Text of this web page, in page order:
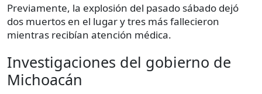
Previamente, la explosión del pasado sábado dejó
dos muertos en el lugar y tres más fallecieron
mientras recibían atención médica.
Investigaciones del gobierno de
Michoacán